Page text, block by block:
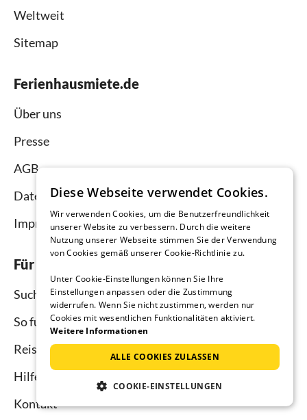
Weltweit
Sitemap
Ferienhausmiete.de
Über uns
Presse
AGB
Datenschutz
Impressum
Für Urlauber
Suche
So funktioniert`s
Reisemagazin
Hilfe Urlauber
Kontakt
Diese Webseite verwendet Cookies.
Wir verwenden Cookies, um die Benutzerfreundlichkeit
unserer Website zu verbessern. Durch die weitere
Nutzung unserer Webseite stimmen Sie der Verwendung
von Cookies gemäß unserer Cookie-Richtlinie zu.
Unter Cookie-Einstellungen können Sie Ihre
Einstellungen anpassen oder die Zustimmung
widerrufen. Wenn Sie nicht zustimmen, werden nur
Cookies mit wesentlichen Funktionalitäten aktiviert.
Weitere Informationen
ALLE COOKIES ZULASSEN
COOKIE-EINSTELLUNGEN